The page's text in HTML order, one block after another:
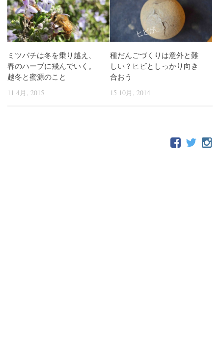
ミツバチは冬を乗り越え、
春のハーブに飛んでいく。
越冬と蜜源のこと
11 4月, 2015
種だんごづくりは意外と難
しい？ヒビとしっかり向き
合おう
15 10月, 2014